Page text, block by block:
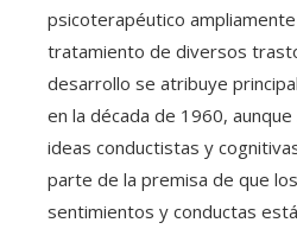
psicoterapéutico
tratamiento de diversos
desarrollo se atribuye
en la década de 1960,
ideas conductistas y
parte de la premisa de que
sentimientos y conductas